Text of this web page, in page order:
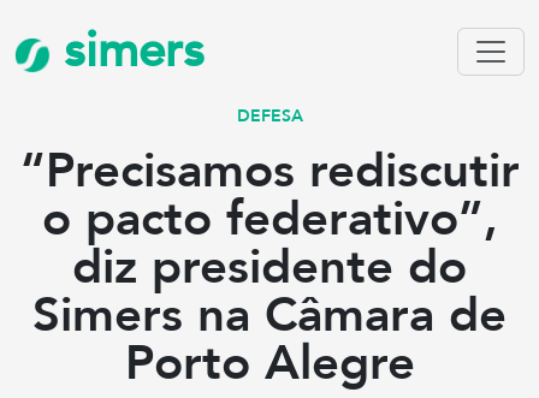
simers
DEFESA
“Precisamos rediscutir
o pacto federativo”,
diz presidente do
Simers na Câmara de
Porto Alegre